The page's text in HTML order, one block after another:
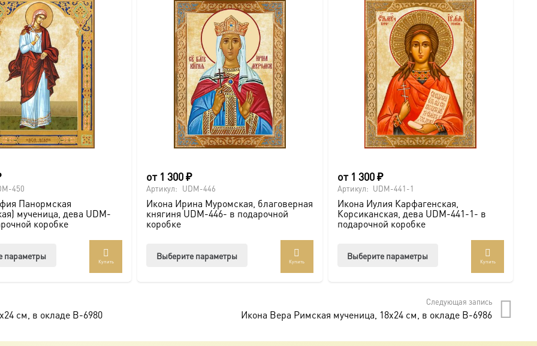
450
Панормская
мученица, дева UDM-
коробке
параметры
Опции
Купить
от 1 300₽
Артикул: UDM-446
Икона Ирина Муромская, благоверная
княгиня UDM-446- в подарочной
коробке
Выберите параметры
Купить
от 1 300₽
Артикул: UDM-441-1
Икона Иулия Карфагенская,
Корсиканская, дева UDM-441-1- в
подарочной коробке
Выберите параметры
вариаций.
Опции
Купить
см, в окладе B-6980
Следующая запись
Икона Вера Римская мученица, 18х24 см, в окладе B-6986